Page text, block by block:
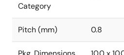
Category
Pitch (mm) 0.8